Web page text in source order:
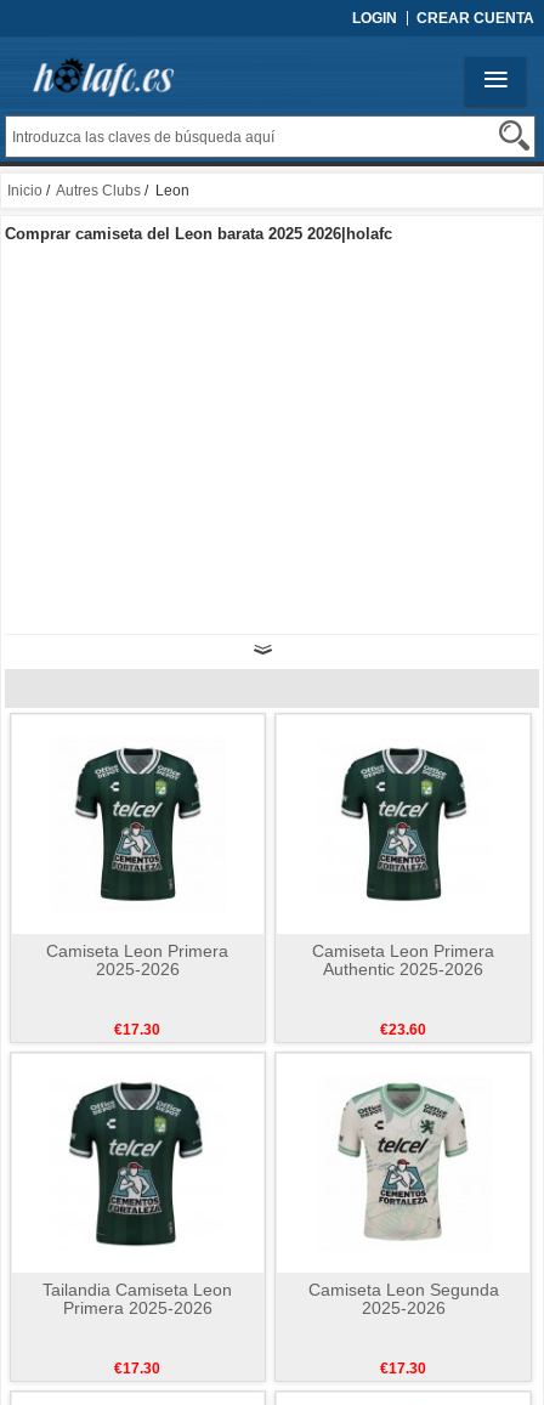
LOGIN CREAR CUENTA
Inicio / Autres Clubs / Leon
Comprar camiseta del Leon barata 2025 2026|holafc
Camiseta Leon Primera
2025-2026
€17.30
Camiseta Leon Primera
Authentic 2025-2026
€23.60
Tailandia Camiseta Leon
Primera 2025-2026
€17.30
Camiseta Leon Segunda
2025-2026
€17.30